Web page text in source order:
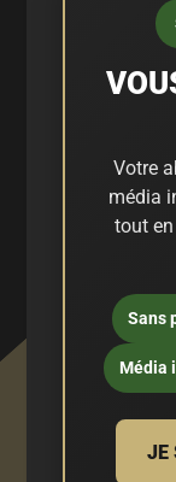
Votre
média
tout
Sans
Média
JE